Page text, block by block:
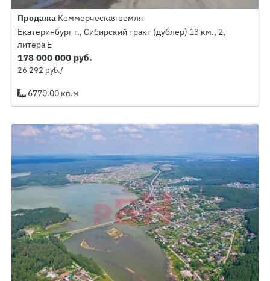
Продажа Коммерческая земля
Екатеринбург г., Сибирский тракт (дублер) 13 км., 2,
литера Е
178 000 000 руб.
26 292 руб./
6770.00 кв.м